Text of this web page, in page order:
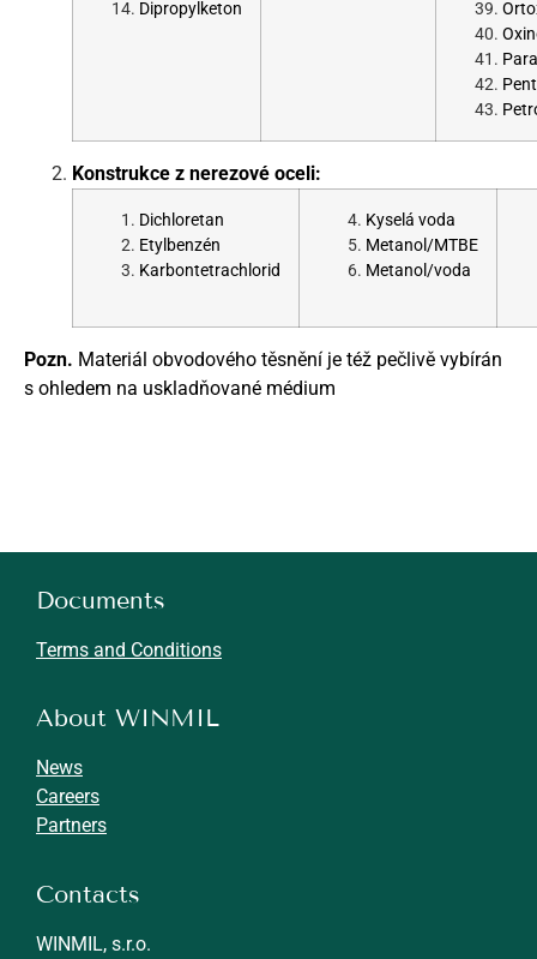
Dipropylketon
Konstrukce z nerezové oceli:
Dichloretan
Etylbenzén
Karbontetrachlorid
Kyselá voda
Metanol/MTBE
Metanol/voda
Pozn. Materiál obvodového těsnění je též pečlivě vybírán
s ohledem na uskladňované médium
Documents
Terms and Conditions
About WINMIL
News
Careers
Partners
Contacts
WINMIL, s.r.o.